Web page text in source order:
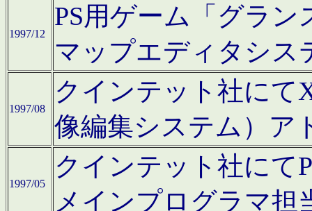
1997/12
PS用ゲーム「グラン
マップエディタシス
1997/08
クインテット社にて
像編集システム）ア
1997/05
クインテット社にて
メインプログラマ担